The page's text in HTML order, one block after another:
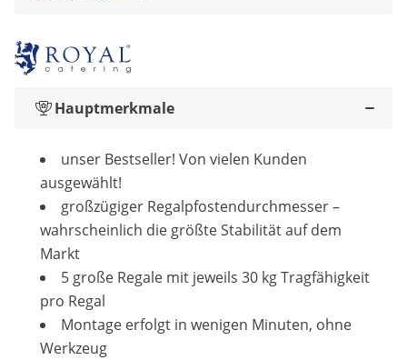
Hauptmerkmale
unser Bestseller! Von vielen Kunden
ausgewählt!
großzügiger Regalpfostendurchmesser –
wahrscheinlich die größte Stabilität auf dem
Markt
5 große Regale mit jeweils 30 kg Tragfähigkeit
pro Regal
Montage erfolgt in wenigen Minuten, ohne
Werkzeug